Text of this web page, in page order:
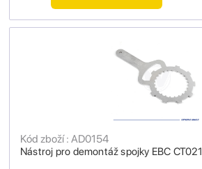
Nástroj pro demontáž spojky EBC CT021
Kód zboží : AD0154